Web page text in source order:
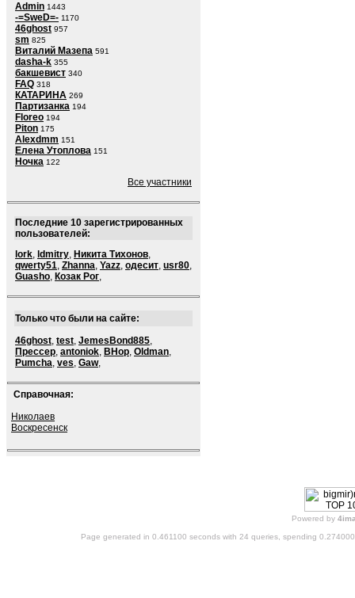
Admin 1443
-=SweD=- 1170
46ghost 957
sm 825
Виталий Мазепа 591
dasha-k 355
бакшевист 340
FAQ 318
КАТАРИНА 269
Партизанка 194
Floreo 194
Piton 175
Alexdmm 151
Елена Утоплова 151
Ночка 122
Все участники
Последние 10 зарегистрированных
пользователей:
lork, ldmitry, Никита Тихонов,
qwerty51, Zhanna, Yazz, одесит, usr80,
Guasho, Козак Рог,
Только что были на сайте:
46ghost, test, JemesBond885,
Прессер, antoniok, BHop, Oldman,
Pumcha, ves, Gaw,
Справочная:
Николаев
Воскресенск
Powered by
Page generated in 0.461100 seconds with 24 queries, spending